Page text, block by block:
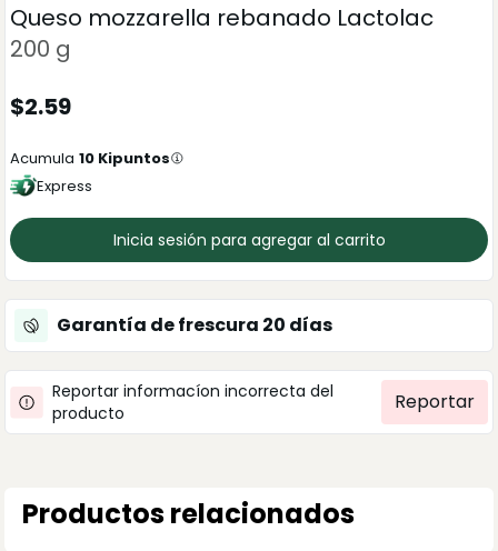
Queso mozzarella rebanado Lactolac
200 g
$2.59
Acumula 10 Kipuntos
Express
Inicia sesión para agregar al carrito
Garantía de frescura 20 días
Reportar informacíon incorrecta del
producto
Reportar
Productos relacionados